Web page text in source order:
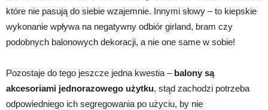
które nie pasują do siebie wzajemnie. Innymi słowy – to kiepskie
wykonanie wpływa na negatywny odbiór girland, bram czy
podobnych balonowych dekoracji, a nie one same w sobie!
Pozostaje do tego jeszcze jedna kwestia – balony są
akcesoriami jednorazowego użytku, stąd zachodzi potrzeba
odpowiedniego ich segregowania po użyciu, by nie